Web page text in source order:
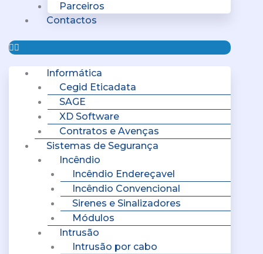
Parceiros
Contactos
Informática
Cegid Eticadata
SAGE
XD Software
Contratos e Avenças
Sistemas de Segurança
Incêndio
Incêndio Endereçavel
Incêndio Convencional
Sirenes e Sinalizadores
Módulos
Intrusão
Intrusão por cabo